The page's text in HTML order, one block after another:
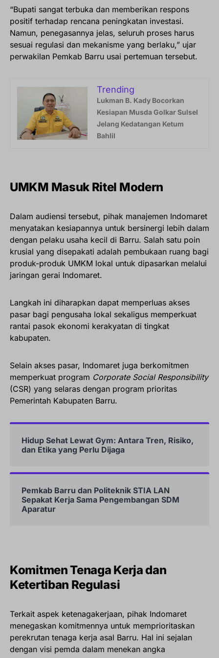
“Bupati sangat terbuka dan memberikan respons
positif terhadap rencana peningkatan investasi.
Namun, penegasannya jelas, seluruh proses harus
sesuai regulasi dan mekanisme yang berlaku,” ujar
perwakilan Pemkab Barru usai pertemuan tersebut.
Trending
Lukman B. Kady Bocorkan
Kesiapan Musda Golkar Sulsel
Jelang Kedatangan Ketum
Bahlil
UMKM Masuk Ritel Modern
Dalam audiensi tersebut, pihak manajemen Indomaret
menyatakan kesiapannya untuk bersinergi lebih dalam
dengan pelaku usaha kecil di Barru. Salah satu poin
krusial yang disepakati adalah pembukaan ruang bagi
produk-produk UMKM lokal untuk dipasarkan melalui
jaringan gerai Indomaret.
Langkah ini diharapkan dapat memperluas akses
pasar bagi pengusaha lokal sekaligus memperkuat
rantai pasok ekonomi kerakyatan di tingkat
kabupaten.
Selain akses pasar, Indomaret juga berkomitmen
memperkuat program Corporate Social Responsibility
(CSR) yang selaras dengan program prioritas
Pemerintah Kabupaten Barru.
Hidup Sehat Lewat Gym: Antara Tren, Risiko,
dan Etika yang Perlu Dijaga
Pemkab Barru dan Politeknik STIA LAN
Sepakat Kerja Sama Pengembangan SDM
Aparatur
Komitmen Tenaga Kerja dan
Ketertiban Regulasi
Terkait aspek ketenagakerjaan, pihak Indomaret
menegaskan komitmennya untuk memprioritaskan
perekrutan tenaga kerja asal Barru. Hal ini sejalan
dengan visi pemda dalam menekan angka